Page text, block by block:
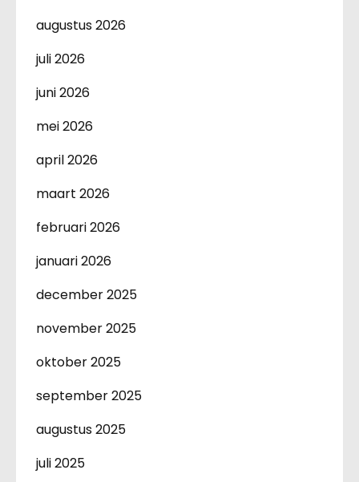
augustus 2026
juli 2026
juni 2026
mei 2026
april 2026
maart 2026
februari 2026
januari 2026
december 2025
november 2025
oktober 2025
september 2025
augustus 2025
juli 2025